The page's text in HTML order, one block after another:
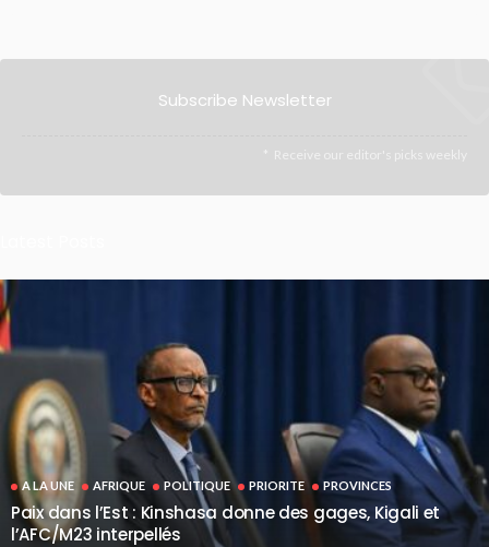
Subscribe Newsletter
Receive our editor's picks weekly
A LA UNE AFRIQUE POLITIQUE PRIORITE PROVINCES
Paix dans l’Est : Kinshasa donne des gages, Kigali et
l’AFC/M23 interpellés